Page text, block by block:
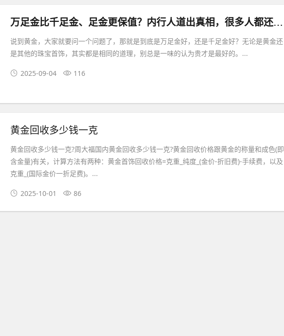
万足金比千足金、足金更保值？内行人道出真相，很多人都还不知道
说到黄金，大家就要问一个问题了，那就是到底是万足金好，还是千足金好？无论是黄金还
是其他的珠宝首饰，其实都是相同的道理，别总是一味的认为贵才是最好的。...
2025-09-04 116
黄金回收多少钱一克
黄金回收多少钱一克?周大福国内黄金回收多少钱一克?黄金回收价格跟黄金的称量和成色(即
含金量)有关，计算方法有两种：黄金首饰回收价格=克重_纯度_(金价-折旧费)-手续费，以及
克重_(国际金价一折足费)。...
2025-10-01 86